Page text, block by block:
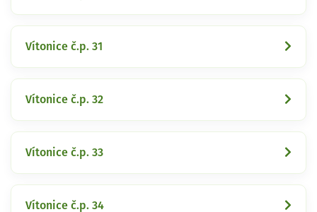
Vítonice č.p. 31
Vítonice č.p. 32
Vítonice č.p. 33
Vítonice č.p. 34